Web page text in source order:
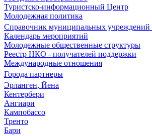
Туристско-информационный Центр
Молодежная политика
Справочник муниципальных
Календарь мероприятий
Молодежные общественные структуры
Реестр НКО - получателей поддержки
Международные отношения
Города партнеры
Эрланген, Йена
Кентербери
Ангиари
Кампобассо
Тренто
Бари